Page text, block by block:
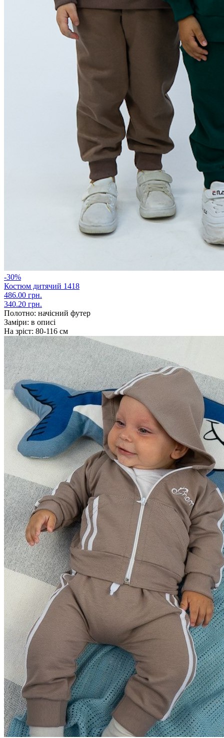
-30%
Костюм дитячий 1418
486.00 грн.
340.20 грн.
Полотно: начісний футер
Заміри: в описі
На зріст: 80-116 см